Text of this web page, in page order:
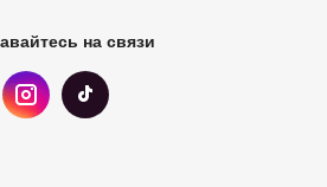
на связи